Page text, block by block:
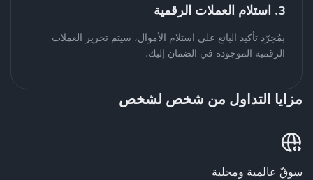
3. استلام العملات الرقمية
بمُجرّد تأكيد البائع على استلام الأموال، سيتم تحرير العملات
الرقمية الموجودة في الضمان إليك.
مزايا التداول من شخص لشخص
سوقٌ عالمية ومحلية